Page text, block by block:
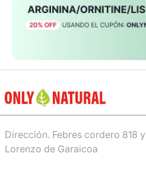
Dirección. Febres cordero 818 y
Lorenzo de Garaicoa